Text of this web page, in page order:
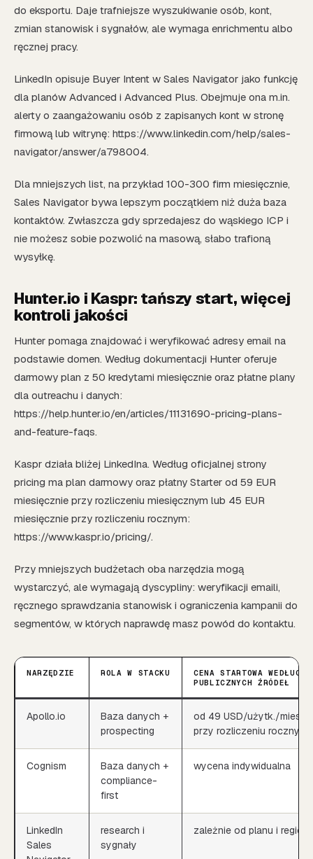
do eksportu. Daje trafniejsze wyszukiwanie osób, kont,
zmian stanowisk i sygnałów, ale wymaga enrichmentu albo
ręcznej pracy.
LinkedIn opisuje Buyer Intent w Sales Navigator jako funkcję
dla planów Advanced i Advanced Plus. Obejmuje ona m.in.
alerty o zaangażowaniu osób z zapisanych kont w stronę
firmową lub witrynę: https://www.linkedin.com/help/sales-
navigator/answer/a798004.
Dla mniejszych list, na przykład 100-300 firm miesięcznie,
Sales Navigator bywa lepszym początkiem niż duża baza
kontaktów. Zwłaszcza gdy sprzedajesz do wąskiego ICP i
nie możesz sobie pozwolić na masową, słabo trafioną
wysyłkę.
Hunter.io i Kaspr: tańszy start, więcej
kontroli jakości
Hunter pomaga znajdować i weryfikować adresy email na
podstawie domen. Według dokumentacji Hunter oferuje
darmowy plan z 50 kredytami miesięcznie oraz płatne plany
dla outreachu i danych:
https://help.hunter.io/en/articles/11131690-pricing-plans-
and-feature-faqs.
Kaspr działa bliżej LinkedIna. Według oficjalnej strony
pricing ma plan darmowy oraz płatny Starter od 59 EUR
miesięcznie przy rozliczeniu miesięcznym lub 45 EUR
miesięcznie przy rozliczeniu rocznym:
https://www.kaspr.io/pricing/.
Przy mniejszych budżetach oba narzędzia mogą
wystarczyć, ale wymagają dyscypliny: weryfikacji emaili,
ręcznego sprawdzania stanowisk i ograniczenia kampanii do
segmentów, w których naprawdę masz powód do kontaktu.
NARZĘDZIE ROLA W STACKU
CENA STARTOWA WEDŁUG
PUBLICZNYCH ŹRÓDEŁ
Apollo.io
Baza danych +
prospecting
od 49 USD/użytk./mies.
przy rozliczeniu rocznym
Cognism
Baza danych +
compliance-
first
wycena indywidualna
LinkedIn
Sales
research i
sygnały
zależnie od planu i